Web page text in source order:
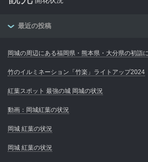
最近の投稿
岡城の周辺にある福岡県・熊本県・大分県の初詣
竹のイルミネーション「竹楽」ライトアップ2024
紅葉スポット 最強の城 岡城の状況
動画：岡城紅葉の状況
岡城 紅葉の状況
岡城 紅葉の状況